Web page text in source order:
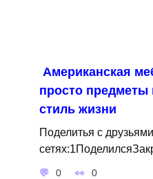
Американская
просто предметы
стиль жизни
Поделитья с
0 0